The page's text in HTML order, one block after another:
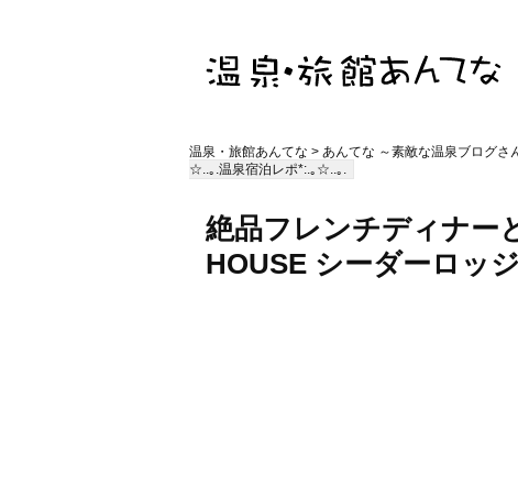
温泉・旅館あんてな > あんてな ～素敵な温泉ブログさ
☆..｡.温泉宿泊レポ*:.｡☆..｡.
絶品フレンチディナー
HOUSE シーダーロッ